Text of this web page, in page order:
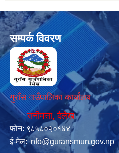
सम्पर्क विवरण
गुराँस गाउँपालिका कार्यालय
रानीमत्ता, दैलेख
फोन: ९८५८०२०१४४
ई-मेल:info@guransmun.gov.np